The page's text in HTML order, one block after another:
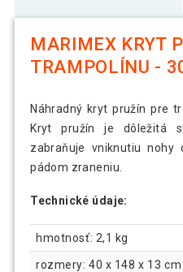
MARIMEX KRYT
TRAMPOLÍNU -
Náhradný kryt pružín pre
Kryt pružín je dôležitá
zabraňuje vniknutiu
pádom zraneniu.
Technické údaje:
hmotnosť: 2,1 kg
rozmery: 40 x 148 x 13 cm